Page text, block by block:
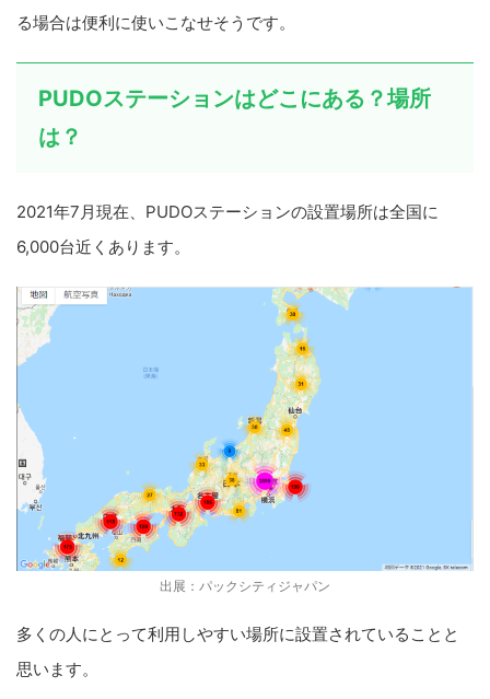
る場合は便利に使いこなせそうです。
PUDOステーションはどこにある？場所
は？
2021年7月現在、PUDOステーションの設置場所は全国に
6,000台近くあります。
出展：パックシティジャパン
多くの人にとって利用しやすい場所に設置されていることと
思います。